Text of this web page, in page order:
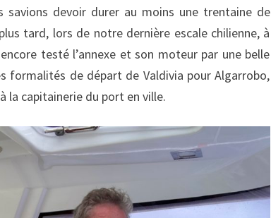
savions devoir durer au moins une trentaine de
tard, lors de notre dernière escale chilienne, à
testé l’annexe et son moteur par une belle
formalités de départ de Valdivia pour Algarrobo,
la capitainerie du port en ville.